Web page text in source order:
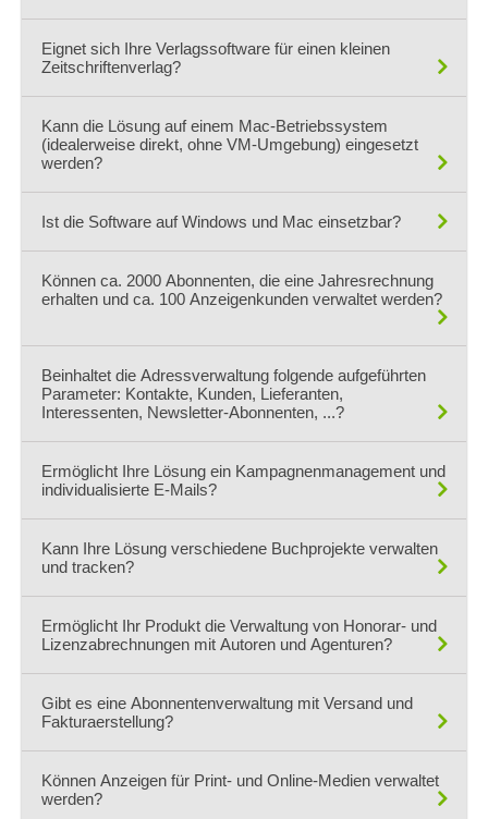
Ja, immer (in allen Versionen)
Eignet sich Ihre Verlagssoftware für einen kleinen
Zeitschriftenverlag?
Ja, 1 - 150 User
Kann die Lösung auf einem Mac-Betriebssystem
(idealerweise direkt, ohne VM-Umgebung) eingesetzt
werden?
Ja.
Ist die Software auf Windows und Mac einsetzbar?
Ja.
Können ca. 2000 Abonnenten, die eine Jahresrechnung
erhalten und ca. 100 Anzeigenkunden verwaltet werden?
Ja.
Beinhaltet die Adressverwaltung folgende aufgeführten
Parameter: Kontakte, Kunden, Lieferanten,
Interessenten, Newsletter-Abonnenten, ...?
Ja.
Ermöglicht Ihre Lösung ein Kampagnenmanagement und
individualisierte E-Mails?
Ja.
Kann Ihre Lösung verschiedene Buchprojekte verwalten
und tracken?
Ja.
Ermöglicht Ihr Produkt die Verwaltung von Honorar- und
Lizenzabrechnungen mit Autoren und Agenturen?
Ja.
Gibt es eine Abonnentenverwaltung mit Versand und
Fakturaerstellung?
Ja
Können Anzeigen für Print- und Online-Medien verwaltet
werden?